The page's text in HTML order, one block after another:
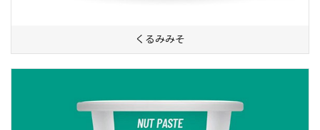
くるみみそ